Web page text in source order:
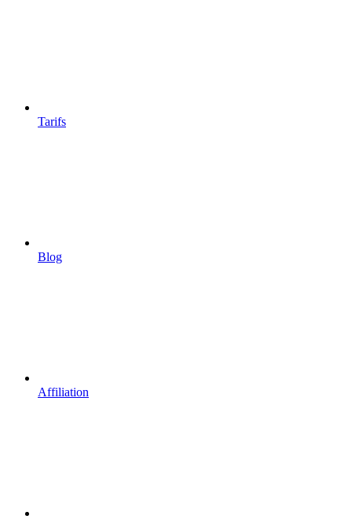
Tarifs
Blog
Affiliation